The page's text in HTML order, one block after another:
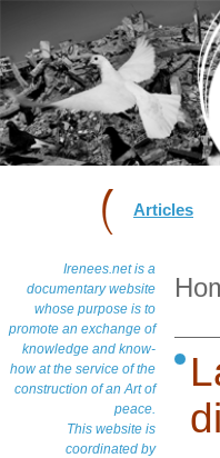
Articles
Irenees.net is a
documentary website
whose purpose is to
promote an exchange of
knowledge and know-
how at the service of the
construction of an Art of
peace.
This website is
coordinated by